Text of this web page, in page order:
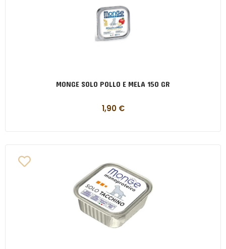
MONGE SOLO POLLO E MELA 150 GR
1,90 €